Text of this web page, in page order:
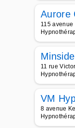
Aurore
115
Minside
11 rue
VM
8 avenue